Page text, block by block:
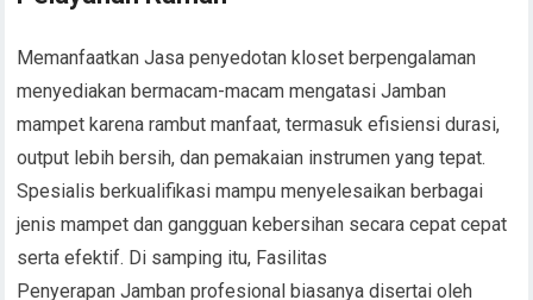
Memanfaatkan Jasa penyedotan kloset berpengalaman
menyediakan bermacam-macam mengatasi Jamban
mampet karena rambut manfaat, termasuk efisiensi durasi,
output lebih bersih, dan pemakaian instrumen yang tepat.
Spesialis berkualifikasi mampu menyelesaikan berbagai
jenis mampet dan gangguan kebersihan secara cepat cepat
serta efektif. Di samping itu, Fasilitas
Penyerapan Jamban profesional biasanya disertai oleh